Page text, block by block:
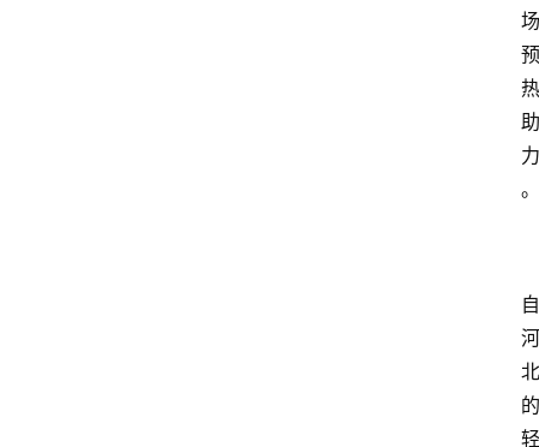
场
预
热
助
力
。
自
河
北
的
轻